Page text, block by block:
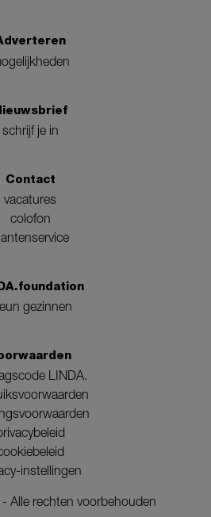
schrijf je in
Contact
vacatures
colofon
gezinnen
LINDA.
instellingen
- Alle rechten voorbehouden